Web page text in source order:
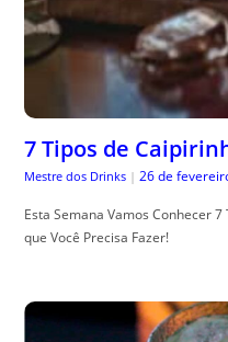
7 Tipos de
Mestre dos Drinks | 26 de
Esta Semana Vamos Conhecer
que Você Precisa Fazer!